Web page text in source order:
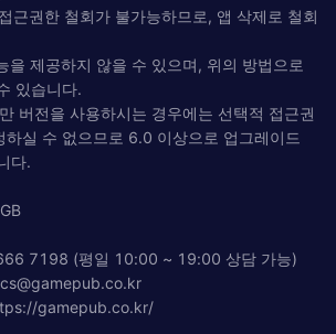
근권한 철회가 불가능하므로, 앱 삭제로 철회
을 제공하지 않을 수 있으며, 위의 방법으로
있습니다.
버전을 사용하시는 경우에는 선택적 접근권
하실 수 없으므로 6.0 이상으로 업그레이드
다.
7198 (평일 10:00 ~ 19:00 상담 가능)
cs@gamepub.co.kr
gamepub.co.kr/